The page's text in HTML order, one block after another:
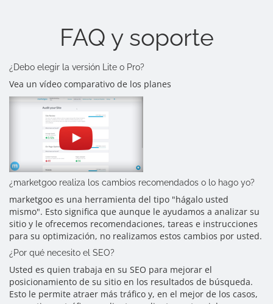
FAQ y soporte
¿Debo elegir la versión Lite o Pro?
Vea un vídeo comparativo de los planes
¿marketgoo realiza los cambios recomendados o lo hago yo?
marketgoo es una herramienta del tipo "hágalo usted
mismo". Esto significa que aunque le ayudamos a analizar su
sitio y le ofrecemos recomendaciones, tareas e instrucciones
para su optimización, no realizamos estos cambios por usted.
¿Por qué necesito el SEO?
Usted es quien trabaja en su SEO para mejorar el
posicionamiento de su sitio en los resultados de búsqueda.
Esto le permite atraer más tráfico y, en el mejor de los casos,